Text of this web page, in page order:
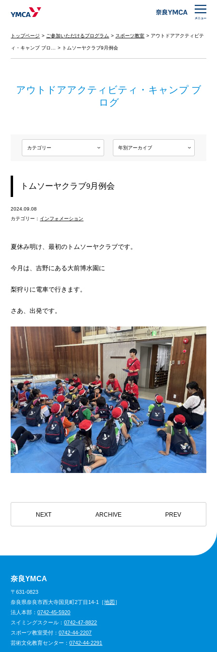
トップページ ご参加いただけるプログラム スポーツ教室 アウトドアアクティビテ
ィ・キャンプ ブロ… トムソーヤクラブ9月例会
アウトドアアクティビティ・キャンプ ブ
ログ
トムソーヤクラブ9月例会
2024.09.08
カテゴリー： インフォメーション
夏休み明け、最初のトムソーヤクラブです。
今月は、吉野にある大前博水園に
梨狩りに電車で行きます。
さあ、出発です。
NEXT ARCHIVE PREV
奈良YMCA
〒631-0823
奈良県奈良市西大寺国見町2丁目14-1［地図］
法人本部：0742-45-5920
スイミングスクール：0742-47-8822
スポーツ教室受付：0742-44-2207
芸術文化教育センター：0742-44-2291